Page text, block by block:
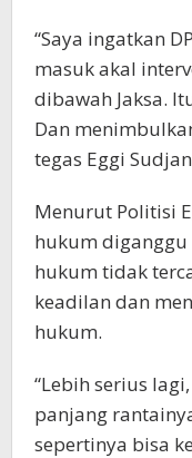
“Saya ingatkan
masuk akal
dibawah Jaksa.
Dan
tegas Eggi
Menurut Politisi
hukum
hukum tidak
keadilan dan
hukum.
“Lebih serius
panjang
sepertinya bisa